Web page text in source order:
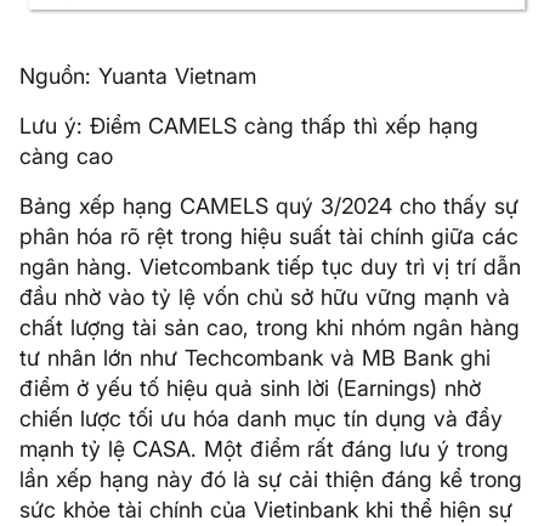
Nguồn: Yuanta Vietnam
Lưu ý: Điểm CAMELS càng thấp thì xếp hạng
càng cao
Bảng xếp hạng CAMELS quý 3/2024 cho thấy sự
phân hóa rõ rệt trong hiệu suất tài chính giữa các
ngân hàng. Vietcombank tiếp tục duy trì vị trí dẫn
đầu nhờ vào tỷ lệ vốn chủ sở hữu vững mạnh và
chất lượng tài sản cao, trong khi nhóm ngân hàng
tư nhân lớn như Techcombank và MB Bank ghi
điểm ở yếu tố hiệu quả sinh lời (Earnings) nhờ
chiến lược tối ưu hóa danh mục tín dụng và đẩy
mạnh tỷ lệ CASA. Một điểm rất đáng lưu ý trong
lần xếp hạng này đó là sự cải thiện đáng kể trong
sức khỏe tài chính của Vietinbank khi thể hiện sự